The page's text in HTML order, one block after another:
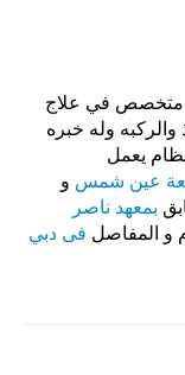
متخصص في علاج
وله خبره
يعمل
عين شمس و
بمعهد ناصر
و المفاصل فى دبي